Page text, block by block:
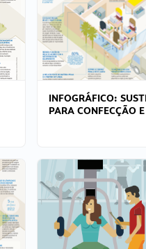
INFOGRÁFICO:
PARA CONFECÇÃO